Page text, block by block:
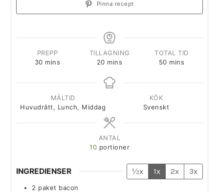
Pinna recept
PREPP
30 mins
TILLAGNING
20 mins
TOTAL TID
50 mins
MÅLTID
Huvudrätt, Lunch, Middag
KÖK
Svenskt
ANTAL
10 portioner
INGREDIENSER ½x 1x 2x 3x
2 paket bacon